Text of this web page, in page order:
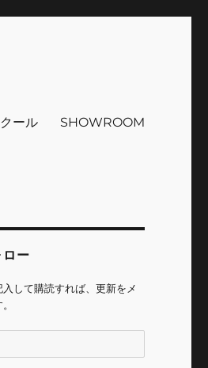
ール SHOWROOM
ロー
して購読すれば、更新をメ